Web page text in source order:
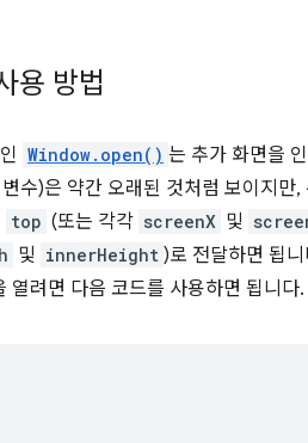
용 방법
Window.open() 는 추가 화면을
수)은 약간 오래된 것처럼 보이지만
top (또는 각각 screenX 및
및 innerHeight )로 전달하면 됩
려면 다음 코드를 사용하면 됩니다.